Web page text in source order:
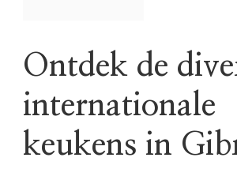
Ontdek de
internationale
keukens in